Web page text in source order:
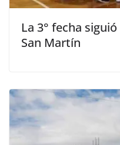
La 3° fecha
San Martín